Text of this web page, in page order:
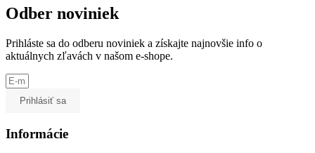
Odber noviniek
Prihláste sa do odberu noviniek a získajte najnovšie info o
aktuálnych zľavách v našom e-shope.
Prihlásiť sa
Informácie